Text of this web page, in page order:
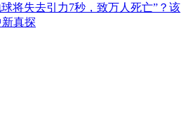
球将失去引力7秒，致万人死亡”？该
真探